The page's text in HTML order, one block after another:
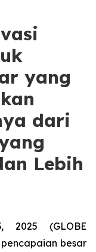
yang
dari
Lebih
2025 (GLOBE
besar